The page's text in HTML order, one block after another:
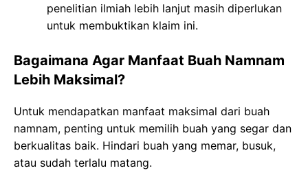
penelitian ilmiah lebih lanjut masih diperlukan
untuk membuktikan klaim ini.
Bagaimana Agar Manfaat Buah Namnam
Lebih Maksimal?
Untuk mendapatkan manfaat maksimal dari buah
namnam, penting untuk memilih buah yang segar dan
berkualitas baik. Hindari buah yang memar, busuk,
atau sudah terlalu matang.